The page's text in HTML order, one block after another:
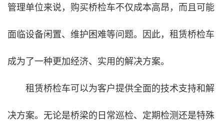
管理单位来说，购买桥检车不仅成本高昂，而且可能
面临设备闲置、维护困难等问题。因此，租赁桥检车
成为了一种更加经济、实用的解决方案。
租赁桥检车可以为客户提供全面的技术支持和解
决方案。无论是桥梁的日常巡检、定期检测还是特殊